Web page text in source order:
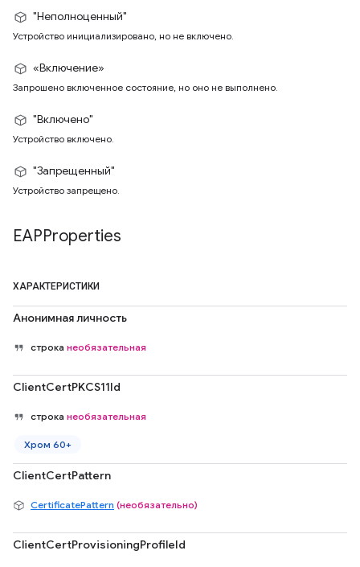
"Неполноценный"
Устройство инициализировано, но не включено.
«Включение»
Запрошено включенное состояние, но оно не выполнено.
"Включено"
Устройство включено.
"Запрещенный"
Устройство запрещено.
EAPProperties
ХАРАКТЕРИСТИКИ
Анонимная личность
строка необязательная
ClientCertPKCS11Id
строка необязательная
Хром 60+
ClientCertPattern
CertificatePattern (необязательно)
ClientCertProvisioningProfileId